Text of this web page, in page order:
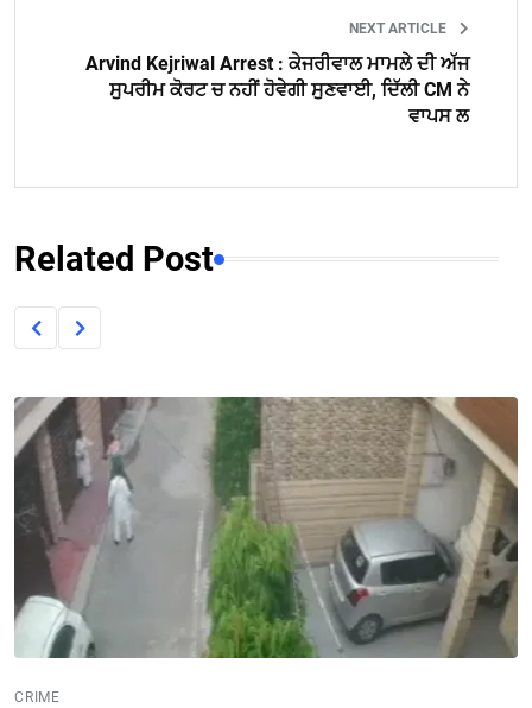
NEXT ARTICLE
Arvind Kejriwal Arrest : ਕੇਜਰੀਵਾਲ ਮਾਮਲੇ ਦੀ ਅੱਜ
ਸੁਪਰੀਮ ਕੋਰਟ ਚ ਨਹੀਂ ਹੋਵੇਗੀ ਸੁਣਵਾਈ, ਦਿੱਲੀ CM ਨੇ
ਵਾਪਸ ਲ
Related Post
CRIME